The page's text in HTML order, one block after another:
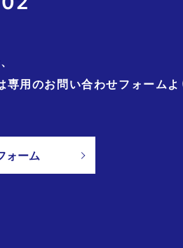
専用のお問い合わせフォームよ
ォーム